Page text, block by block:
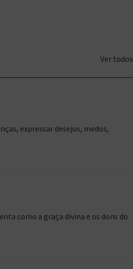
Ver todos
expressar desejos, medos,
como a graça divina e os dons do